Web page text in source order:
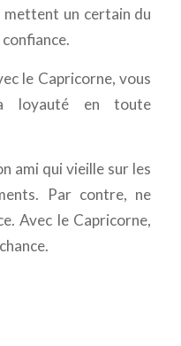
mettent un certain du
le Capricorne, vous
loyauté en toute
ami qui vieille sur les
Par contre, ne
Avec le Capricorne,